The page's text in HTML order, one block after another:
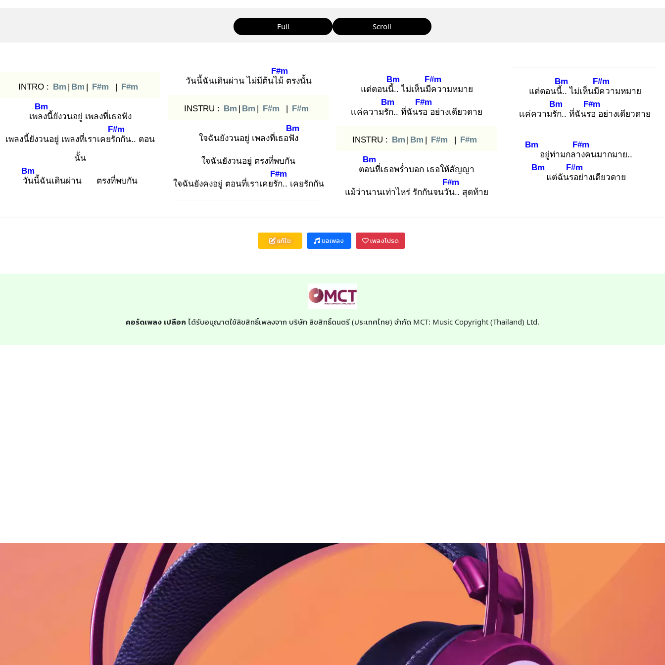
Full Scroll
INTRO : Bm | Bm | F#m | F#m
เพลง
Bm
นี้ยังวนอยู่ เพลงที่เธอฟัง
เพลงนี้ยังวนอยู่ เพลงที่เราเคยรัก
F#m
กัน.. ตอน
นั้น
วัน
Bm
นี้ฉันเดินผ่าน ตรงที่พบกัน
วันนี้ฉันเดินผ่าน ไม่มีต้นไม้
F#m
ตรงนั้น
INSTRU : Bm | Bm | F#m | F#m
ใจฉันยังวนอยู่ เพลงที่เธอฟัง
Bm
ใจฉันยังวนอยู่ ตรงที่พบกัน
ใจฉันยังคงอยู่ ตอนที่เราเคยรัก
F#m
.. เคยรักกัน
แต่ตอนนี้..
Bm
ไม่เห็นมีค
F#m
วามหมาย
เเค่ความรัก
Bm
.. ที่ฉันรอ
F#m
อย่างเดียวดาย
INSTRU : Bm | Bm | F#m | F#m
ตอน
Bm
ที่เธอพร่ำบอก เธอให้สัญญา
แม้ว่านานเท่าไหร่ รักกันจนวัน
F#m
.. สุดท้าย
แต่ตอนนี้..
Bm
ไม่เห็นมีค
F#m
วามหมาย
เเค่ความรัก
Bm
.. ที่ฉันรอ
F#m
อย่างเดียวดาย
Bm
อยู่ท่ามกลาง
F#m
คนมากมาย..
Bm
แต่ฉันรอ
F#m
ย่างเดียวดาย
แก้ไข ขอเพลง เพลงโปรด
คอร์ดเพลง เปลือก ได้รับอนุญาตใช้ลิขสิทธิ์เพลงจาก บริษัท ลิขสิทธิ์ดนตรี (ประเทศไทย) จำกัด MCT: Music Copyright (Thailand) Ltd.